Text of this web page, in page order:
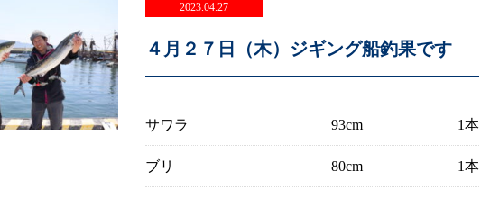
2023.04.27
４月２７日（木）ジギング船釣果です
サワラ 93cm 1本
ブリ 80cm 1本